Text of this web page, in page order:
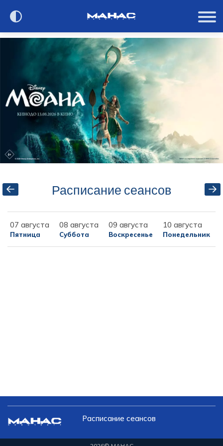
Сегодня в кино
О кинотеатре
Контакты
Акции и анонсы
Расписание сеансов
07 августа
Пятница
08 августа
Суббота
09 августа
Воскресенье
10 августа
Понедельник
Расписание сеансов